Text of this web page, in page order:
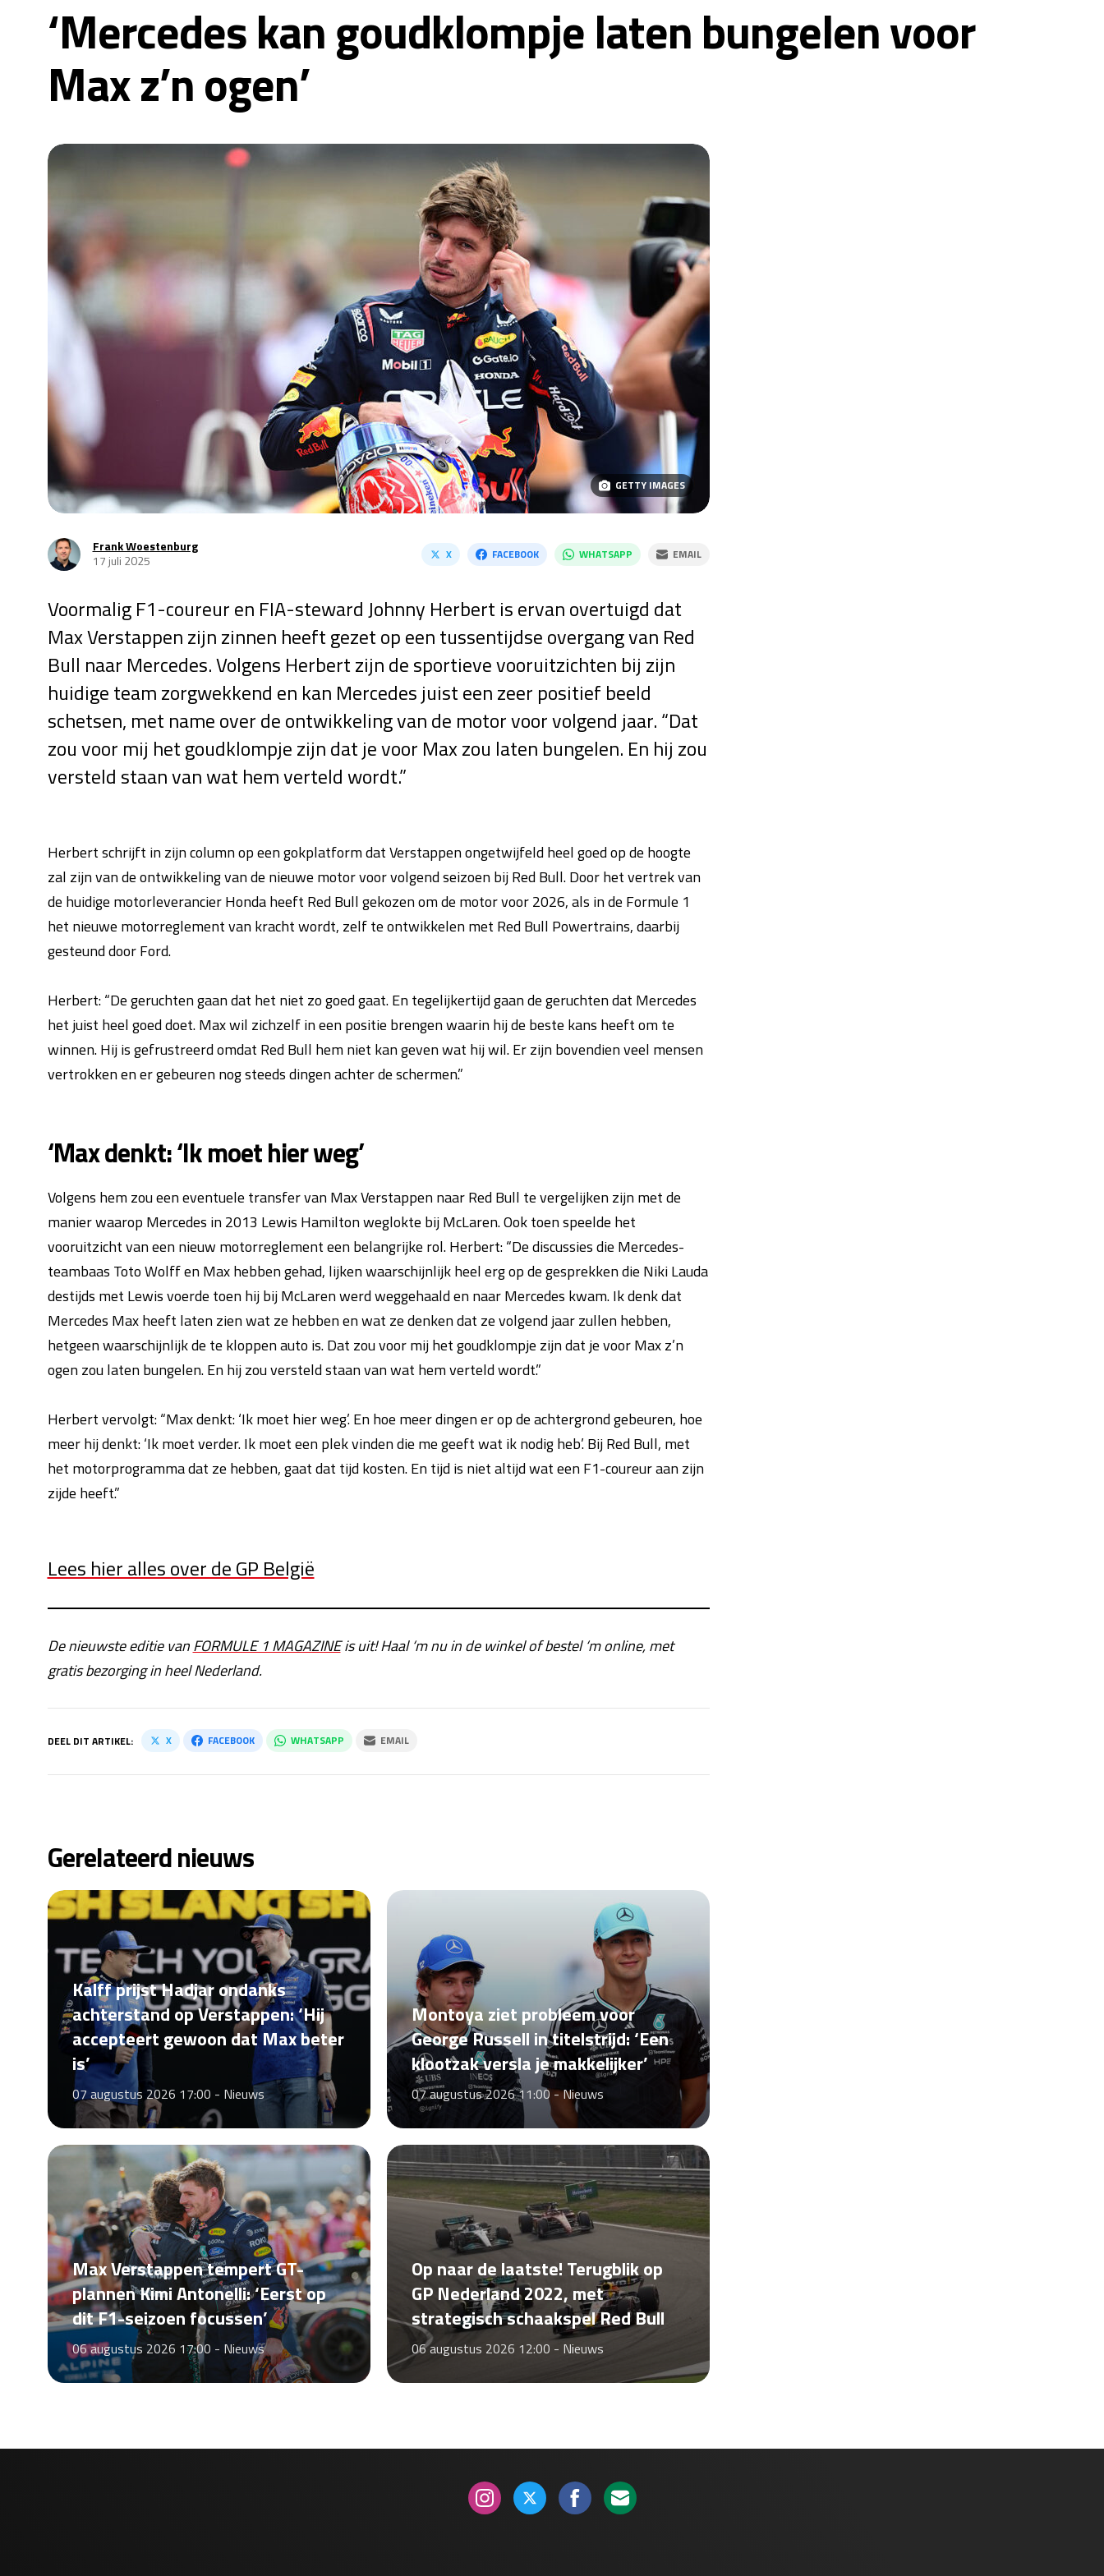
‘Mercedes kan goudklompje laten bungelen voor
Max z’n ogen’
GETTY IMAGES
Frank Woestenburg
17 juli 2025
X FACEBOOK WHATSAPP EMAIL
Voormalig F1-coureur en FIA-steward Johnny Herbert is ervan overtuigd dat
Max Verstappen zijn zinnen heeft gezet op een tussentijdse overgang van Red
Bull naar Mercedes. Volgens Herbert zijn de sportieve vooruitzichten bij zijn
huidige team zorgwekkend en kan Mercedes juist een zeer positief beeld
schetsen, met name over de ontwikkeling van de motor voor volgend jaar. “Dat
zou voor mij het goudklompje zijn dat je voor Max zou laten bungelen. En hij zou
versteld staan van wat hem verteld wordt.”
Herbert schrijft in zijn column op een gokplatform dat Verstappen ongetwijfeld heel goed op de hoogte
zal zijn van de ontwikkeling van de nieuwe motor voor volgend seizoen bij Red Bull. Door het vertrek van
de huidige motorleverancier Honda heeft Red Bull gekozen om de motor voor 2026, als in de Formule 1
het nieuwe motorreglement van kracht wordt, zelf te ontwikkelen met Red Bull Powertrains, daarbij
gesteund door Ford.
Herbert: “De geruchten gaan dat het niet zo goed gaat. En tegelijkertijd gaan de geruchten dat Mercedes
het juist heel goed doet. Max wil zichzelf in een positie brengen waarin hij de beste kans heeft om te
winnen. Hij is gefrustreerd omdat Red Bull hem niet kan geven wat hij wil. Er zijn bovendien veel mensen
vertrokken en er gebeuren nog steeds dingen achter de schermen.”
‘Max denkt: ‘Ik moet hier weg’
Volgens hem zou een eventuele transfer van Max Verstappen naar Red Bull te vergelijken zijn met de
manier waarop Mercedes in 2013 Lewis Hamilton weglokte bij McLaren. Ook toen speelde het
vooruitzicht van een nieuw motorreglement een belangrijke rol. Herbert: “De discussies die Mercedes-
teambaas Toto Wolff en Max hebben gehad, lijken waarschijnlijk heel erg op de gesprekken die Niki Lauda
destijds met Lewis voerde toen hij bij McLaren werd weggehaald en naar Mercedes kwam. Ik denk dat
Mercedes Max heeft laten zien wat ze hebben en wat ze denken dat ze volgend jaar zullen hebben,
hetgeen waarschijnlijk de te kloppen auto is. Dat zou voor mij het goudklompje zijn dat je voor Max z’n
ogen zou laten bungelen. En hij zou versteld staan van wat hem verteld wordt.”
Herbert vervolgt: “Max denkt: ‘Ik moet hier weg’. En hoe meer dingen er op de achtergrond gebeuren, hoe
meer hij denkt: ‘Ik moet verder. Ik moet een plek vinden die me geeft wat ik nodig heb’. Bij Red Bull, met
het motorprogramma dat ze hebben, gaat dat tijd kosten. En tijd is niet altijd wat een F1-coureur aan zijn
zijde heeft.”
Lees hier alles over de GP België
De nieuwste editie vanFORMULE 1 MAGAZINEis uit! Haal ‘m nu in de winkel of bestel ‘m online, met
gratis bezorging in heel Nederland.
DEEL DIT ARTIKEL: X FACEBOOK WHATSAPP EMAIL
Gerelateerd nieuws
Kalff prijst Hadjar ondanks
achterstand op Verstappen: ‘Hij
accepteert gewoon dat Max beter
is’
07 augustus 2026 17:00 - Nieuws
Montoya ziet probleem voor
George Russell in titelstrijd: ‘Een
klootzak versla je makkelijker’
07 augustus 2026 11:00 -Nieuws
Max Verstappen tempert GT-
plannen Kimi Antonelli: ‘Eerst op
dit F1-seizoen focussen’
06 augustus 2026 17:00 - Nieuws
Op naar de laatste! Terugblik op
GP Nederland 2022, met
strategisch schaakspel Red Bull
06 augustus 2026 12:00 - Nieuws